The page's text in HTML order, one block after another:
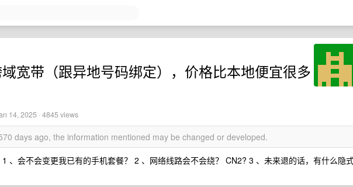
宽带（跟异地号码绑定），价格比本地便宜很多
14, 2025 · 4845 views
days ago, the information mentioned may be changed or developed.
、会不会变更我已有的手机套餐？ 2 、网络线路会不会绕？ CN2? 3 、未来退的话，有什么隐